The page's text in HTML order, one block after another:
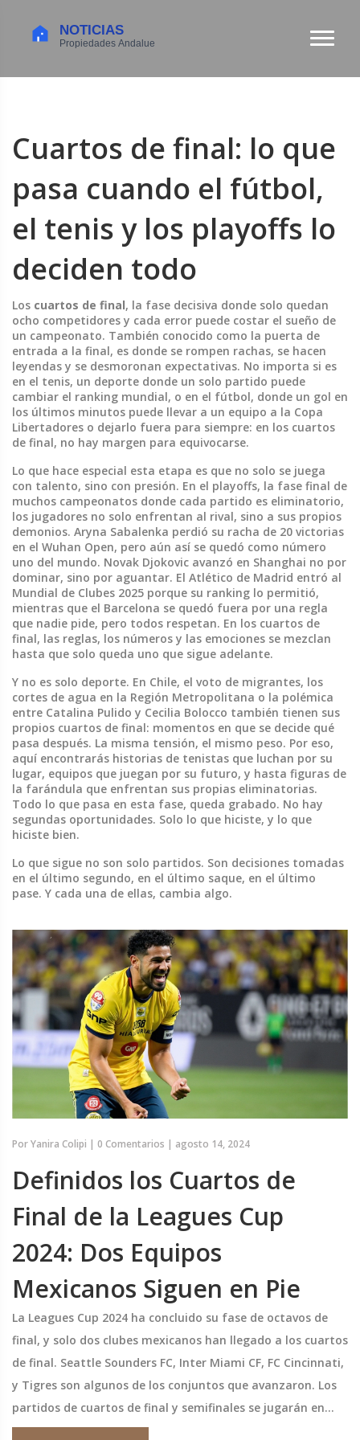
Cuartos de final: lo que
pasa cuando el fútbol,
el tenis y los playoffs lo
deciden todo
Los cuartos de final, la fase decisiva donde solo quedan
ocho competidores y cada error puede costar el sueño de
un campeonato. También conocido como la puerta de
entrada a la final, es donde se rompen rachas, se hacen
leyendas y se desmoronan expectativas. No importa si es
en el tenis, un deporte donde un solo partido puede
cambiar el ranking mundial, o en el fútbol, donde un gol en
los últimos minutos puede llevar a un equipo a la Copa
Libertadores o dejarlo fuera para siempre: en los cuartos
de final, no hay margen para equivocarse.
Lo que hace especial esta etapa es que no solo se juega
con talento, sino con presión. En el playoffs, la fase final de
muchos campeonatos donde cada partido es eliminatorio,
los jugadores no solo enfrentan al rival, sino a sus propios
demonios. Aryna Sabalenka perdió su racha de 20 victorias
en el Wuhan Open, pero aún así se quedó como número
uno del mundo. Novak Djokovic avanzó en Shanghai no por
dominar, sino por aguantar. El Atlético de Madrid entró al
Mundial de Clubes 2025 porque su ranking lo permitió,
mientras que el Barcelona se quedó fuera por una regla
que nadie pide, pero todos respetan. En los cuartos de
final, las reglas, los números y las emociones se mezclan
hasta que solo queda uno que sigue adelante.
Y no es solo deporte. En Chile, el voto de migrantes, los
cortes de agua en la Región Metropolitana o la polémica
entre Catalina Pulido y Cecilia Bolocco también tienen sus
propios cuartos de final: momentos en que se decide qué
pasa después. La misma tensión, el mismo peso. Por eso,
aquí encontrarás historias de tenistas que luchan por su
lugar, equipos que juegan por su futuro, y hasta figuras de
la farándula que enfrentan sus propias eliminatorias.
Todo lo que pasa en esta fase, queda grabado. No hay
segundas oportunidades. Solo lo que hiciste, y lo que
hiciste bien.
Lo que sigue no son solo partidos. Son decisiones tomadas
en el último segundo, en el último saque, en el último
pase. Y cada una de ellas, cambia algo.
PorYanira Colipi | 0 Comentarios | agosto 14, 2024
Definidos los Cuartos de
Final de la Leagues Cup
2024: Dos Equipos
Mexicanos Siguen en Pie
La Leagues Cup 2024 ha concluido su fase de octavos de
final, y solo dos clubes mexicanos han llegado a los cuartos
de final. Seattle Sounders FC, Inter Miami CF, FC Cincinnati,
y Tigres son algunos de los conjuntos que avanzaron. Los
partidos de cuartos de final y semifinales se jugarán en
agosto, mientras que la final se disputará el 25 de agosto.